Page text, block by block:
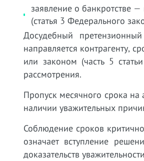
заявление о банкротстве
(статья 3 Федерального
Досудебный
направляется контрагенту,
или законом (часть 5
рассмотрения.
Пропуск месячного срока
наличии уважительных
Соблюдение сроков
означает вступление
доказательств